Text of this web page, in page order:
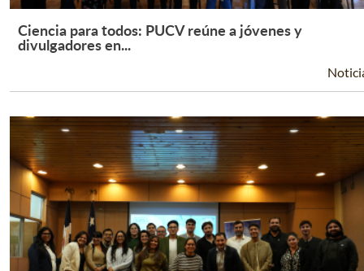
Leer Más +
Ciencia para todos: PUCV reúne a jóvenes y
divulgadores en...